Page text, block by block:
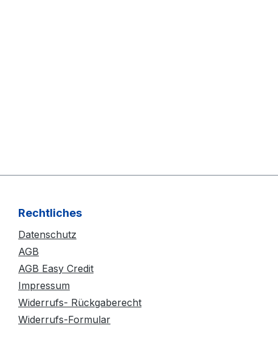
Rechtliches
Datenschutz
AGB
AGB Easy Credit
Impressum
Widerrufs- Rückgaberecht
Widerrufs-Formular